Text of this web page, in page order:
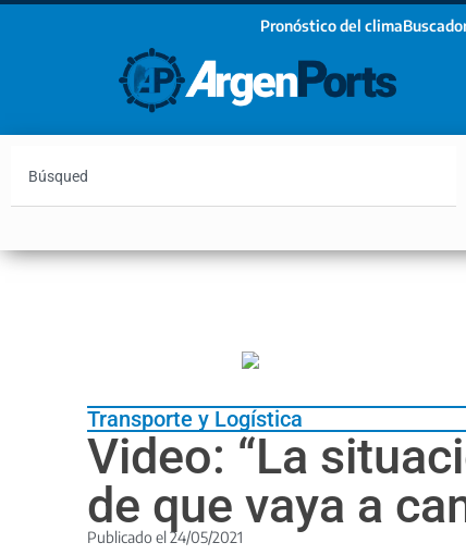
Pronóstico del clima
Transporte y Logística
Video: “La
de que vaya a
Publicado el 24/05/2021
¡Sumate a nuestro Newsletter!
Email
Estoy de acuerdo con las condiciones y